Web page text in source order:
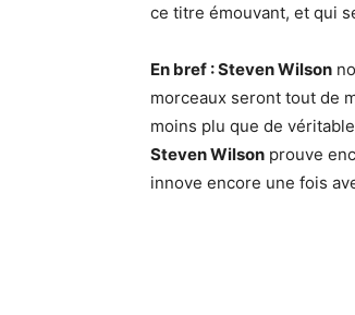
ce titre émouvant, et qui
En bref : Steven Wilson
morceaux seront tout de
moins plu que de
Steven Wilson prouve
innove encore une fois